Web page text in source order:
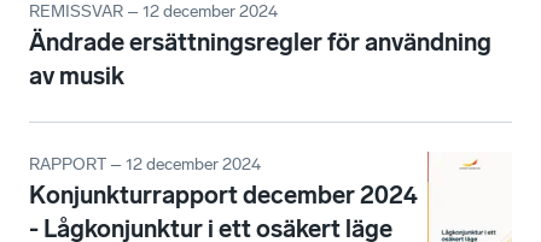
REMISSVAR – 12 december 2024
Ändrade ersättningsregler för användning
av musik
RAPPORT – 12 december 2024
Konjunkturrapport december 2024
- Lågkonjunktur i ett osäkert läge